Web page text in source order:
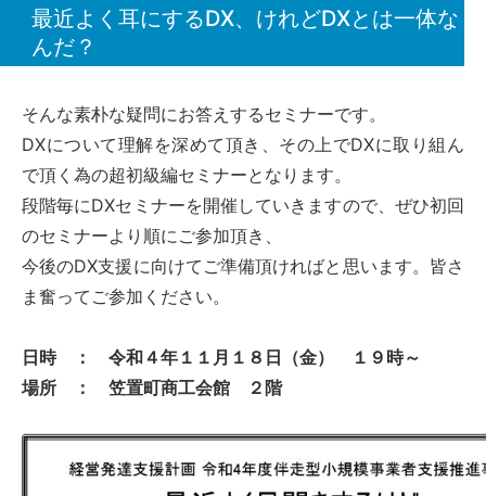
最近よく耳にするDX、けれどDXとは一体な
んだ？
そんな素朴な疑問にお答えするセミナーです。
DXについて理解を深めて頂き、その上でDXに取り組ん
で頂く為の超初級編セミナーとなります。
段階毎にDXセミナーを開催していきますので、ぜひ初回
のセミナーより順にご参加頂き、
今後のDX支援に向けてご準備頂ければと思います。皆さ
ま奮ってご参加ください。
日時 ： 令和４年１１月１８日（金） １９時～
場所 ： 笠置町商工会館 ２階